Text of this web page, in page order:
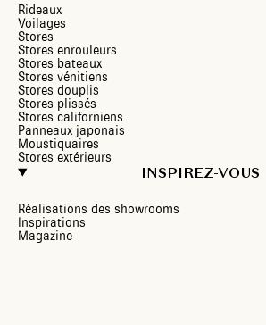
Rideaux
Voilages
Stores
Stores enrouleurs
Stores bateaux
Stores vénitiens
Stores douplis
Stores plissés
Stores californiens
Panneaux japonais
Moustiquaires
Stores extérieurs
INSPIREZ-VOUS
Réalisations des showrooms
Inspirations
Magazine